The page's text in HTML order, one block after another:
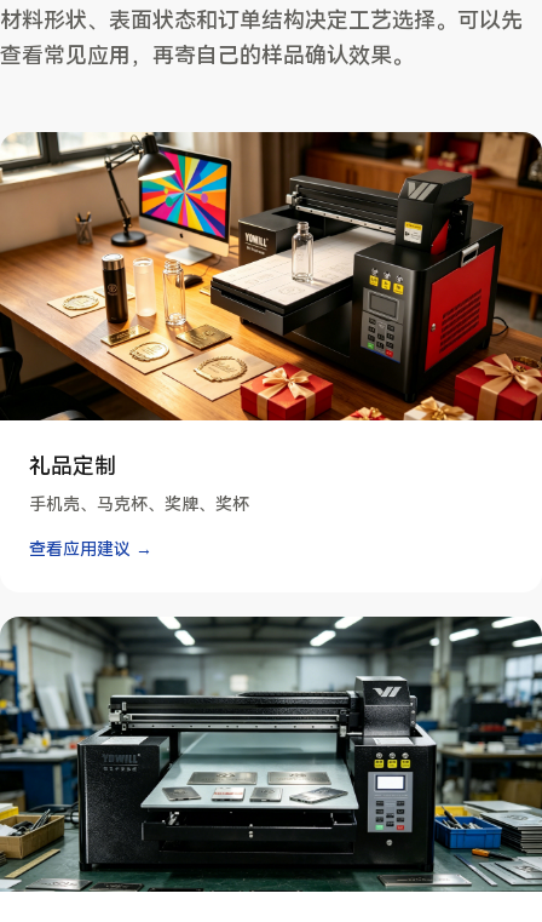
材料形状、表面状态和订单结构决定工艺选择。可以先
查看常见应用，再寄自己的样品确认效果。
礼品定制
手机壳、马克杯、奖牌、奖杯
查看应用建议 →